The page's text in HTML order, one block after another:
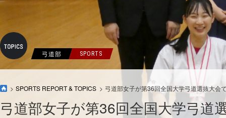
弓道部 SPORTS
SPORTS REPORT & TOPICS 弓道部女子が第36回全国大学弓道選抜大会
弓道部女子が第36回全国大学弓道